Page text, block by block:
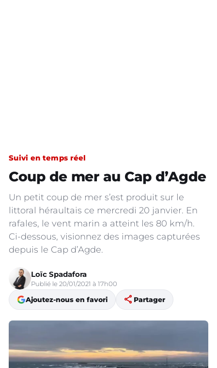
Suivi en temps réel
Coup de mer au Cap d’Agde
Un petit coup de mer s’est produit sur le
littoral héraultais ce mercredi 20 janvier. En
rafales, le vent marin a atteint les 80 km/h.
Ci-dessous, visionnez des images capturées
depuis le Cap d’Agde.
Loïc Spadafora
Publié le 20/01/2021 à 17h00
Ajoutez-nous en favori share Partager